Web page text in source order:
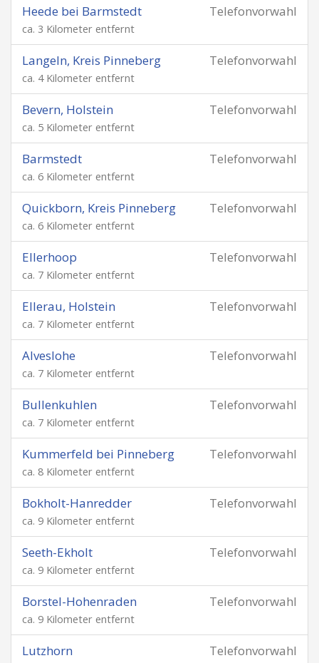
Telefonvorwahl
Heede bei Barmstedt
ca. 3 Kilometer entfernt
Telefonvorwahl
Langeln, Kreis Pinneberg
ca. 4 Kilometer entfernt
Telefonvorwahl
Bevern, Holstein
ca. 5 Kilometer entfernt
Telefonvorwahl
Barmstedt
ca. 6 Kilometer entfernt
Telefonvorwahl
Quickborn, Kreis Pinneberg
ca. 6 Kilometer entfernt
Telefonvorwahl
Ellerhoop
ca. 7 Kilometer entfernt
Telefonvorwahl
Ellerau, Holstein
ca. 7 Kilometer entfernt
Telefonvorwahl
Alveslohe
ca. 7 Kilometer entfernt
Telefonvorwahl
Bullenkuhlen
ca. 7 Kilometer entfernt
Telefonvorwahl
Kummerfeld bei Pinneberg
ca. 8 Kilometer entfernt
Telefonvorwahl
Bokholt-Hanredder
ca. 9 Kilometer entfernt
Telefonvorwahl
Seeth-Ekholt
ca. 9 Kilometer entfernt
Telefonvorwahl
Borstel-Hohenraden
ca. 9 Kilometer entfernt
Telefonvorwahl
Lutzhorn